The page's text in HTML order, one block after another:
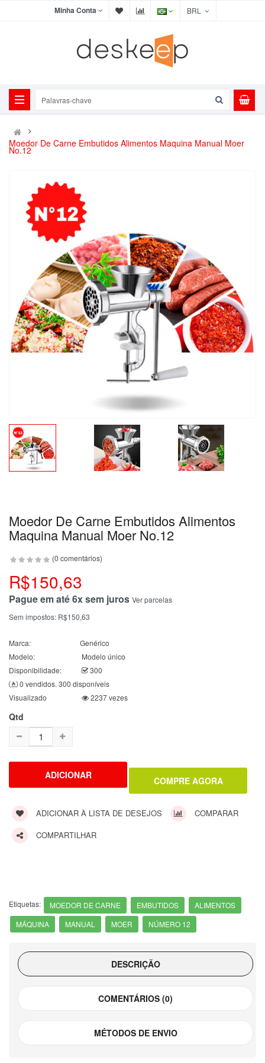
Minha Conta
Moedor De Carne Embutidos Alimentos Maquina Manual Moer
No.12
Moedor De Carne Embutidos Alimentos
Maquina Manual Moer No.12
(0 comentários)
R$150,63
Pague em até 6x sem juros Ver parcelas
Sem impostos: R$150,63
Marca:
Genérico
Modelo:
Modelo único
Disponibilidade:
300
0 vendidos. 300 disponíveis
Visualizado
2237 vezes
Qtd
ADICIONAR À LISTA DE DESEJOS
COMPARAR
COMPARTILHAR
Etiquetas: MOEDOR DE CARNE EMBUTIDOS
ALIMENTOS
MÁQUINA
MANUAL MOER NÚMERO 12
DESCRIÇÃO
COMENTÁRIOS (0)
MÉTODOS DE ENVIO